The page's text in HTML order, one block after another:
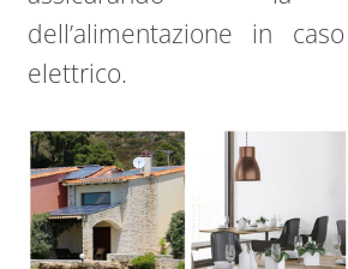
dell’alimentazione in
elettrico.